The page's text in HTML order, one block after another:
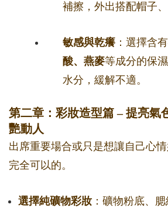
補擦，外出搭配帽子、
敏感與乾癢 ：選擇含有
酸、燕麥等成分的保
水分，緩解不適。
第二章：彩妝造型篇 – 提亮氣
艷動人
出席重要場合或只是想讓自己心
完全可以的。
選擇純礦物彩妝 ：礦物粉底、